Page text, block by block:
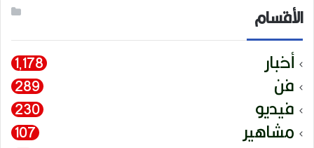
الأقسام
أخبار 1٬178
فن 289
فيديو 230
مشاهير 107